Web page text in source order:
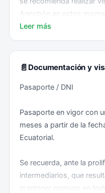
Annobón en estos
La situación de
Ecuatorial viene
de los últimos tiempos,
aumento de casos de
con especial atención en
constatando a lo largo
incremento de la
asaltos y agresiones, en
lo que se recomienda
Leer más
📄 Documentación y
Pasaporte / DNI
Pasaporte en vigor con
meses a partir de la
Ecuatorial.
Se recuerda, ante la
intermediarios, que
mantener consigo en